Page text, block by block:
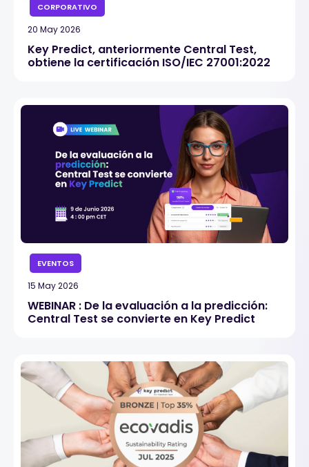
CORPORATIVO
20 May 2026
Key Predict, anteriormente Central Test,
obtiene la certificación ISO/IEC 27001:2022
EVENTOS
15 May 2026
WEBINAR : De la evaluación a la predicción:
Central Test se convierte en Key Predict